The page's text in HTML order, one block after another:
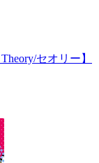
セオリー】